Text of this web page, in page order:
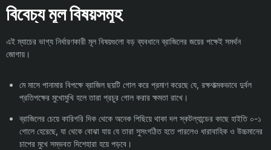
বিবেচ্য মূল বিষয়সমূহ
এই ম্যাচের ভাগ্য নির্ধারণকারী মূল বিষয়গুলো বড় ব্যবধানে ব্রাজিলের জয়ের পক্ষেই সমর্থন
জোগায়।
মে মাসে পানামার বিপক্ষে ব্রাজিল ছয়টি গোল করে প্রমাণ করেছে যে, রক্ষণাত্মকভাবে দুর্বল
প্রতিপক্ষের মুখোমুখি হলে তারা প্রচুর গোল করার ক্ষমতা রাখে।
ব্রাজিলের চেয়ে কারিগরি দিক থেকে অনেক পিছিয়ে থাকা দল স্কটল্যান্ডের কাছে হাইতি ০-১
গোলে হেরেছে, যা থেকে বোঝা যায় যে তারা সুসংগঠিত হতে পারলেও ধারাবাহিক ও উচ্চমানের
চাপের মুখে সম্ভবত দিশেহারা হয়ে পড়বে।